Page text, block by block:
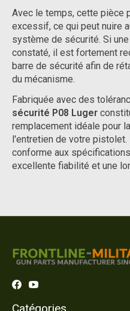
Avec le temps, cette pièce
excessif, ce qui peut nuire
système de sécurité. Si
constaté, il est fortement
barre de sécurité afin de
du mécanisme.
Fabriquée avec des
sécurité P08 Luger
remplacement idéale pour
l'entretien de votre pistolet.
conforme aux
excellente fiabilité et une
Catégories